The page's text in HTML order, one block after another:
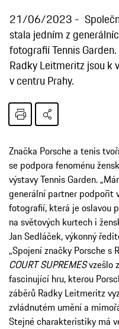
21/06/2023
stala jedním z
fotografií Tennis
Radky Leitmeritz jsou k
v centru Prahy.
Značka Porsche a tenis
se podpora fenoménu
výstavy Tennis Garden.
generální partner podpořit
fotografií, která je oslavou
na světových kurtech i
Jan Sedláček, výkonný
„Spojení značky Porsche
COURT SUPREMESvzešlo
fascinující hru, kterou
záběrů Radky Leitmeritz
zvládnutém umění a
Stejné charakteristiky má